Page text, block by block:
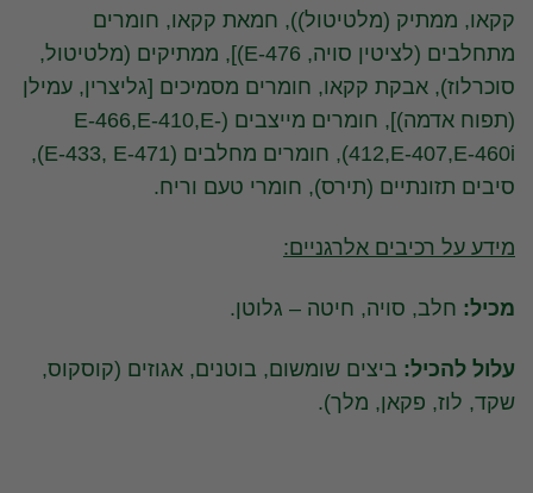
קקאו, ממתיק (מלטיטול)), חמאת קקאו, חומרים
מתחלבים (לציטין סויה, E-476)], ממתיקים (מלטיטול,
סוכרלוז), אבקת קקאו, חומרים מסמיכים [גליצרין, עמילן
(תפוח אדמה)], חומרים מייצבים (E-466,E-410,E-
412,E-407,E-460i), חומרים מחלבים (E-433, E-471),
סיבים תזונתיים (תירס), חומרי טעם וריח.
מידע על רכיבים אלרגניים:
מכיל: חלב, סויה, חיטה – גלוטן.
עלול להכיל: ביצים שומשום, בוטנים, אגוזים (קוסקוס,
שקד, לוז, פקאן, מלך).